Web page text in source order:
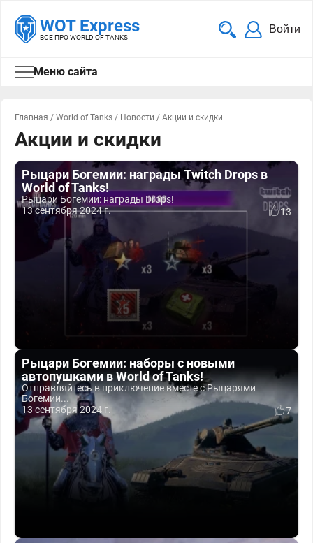
WOT Express
ВСЁ ПРО WORLD OF TANKS
Войти
Меню сайта
Главная / World of Tanks / Новости / Акции и скидки
Акции и скидки
Рыцари Богемии: награды Twitch Drops в
World of Tanks!
Рыцари Богемии: награды Drops!
13 сентября 2024 г.
13
Рыцари Богемии: наборы с новыми
автопушками в World of Tanks!
Отправляйтесь в приключение вместе с Рыцарями
Богемии...
13 сентября 2024 г.
7